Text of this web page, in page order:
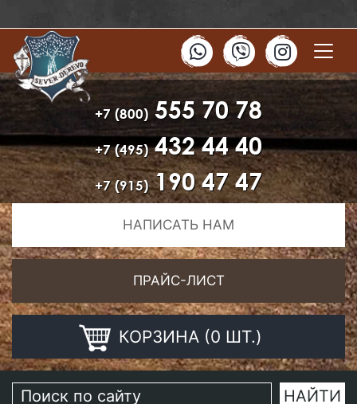
+7 (800) 555 70 78
+7 (495)432 44 40
+7 (915)190 47 47
НАПИСАТЬ НАМ
ПРАЙС-ЛИСТ
КОРЗИНА (0 ШТ.)